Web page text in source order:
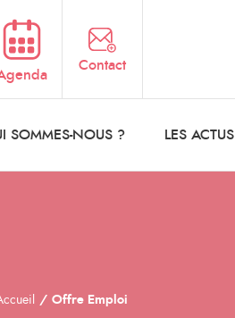
Contact
SOMMES-NOUS ? LES
Offre Emploi